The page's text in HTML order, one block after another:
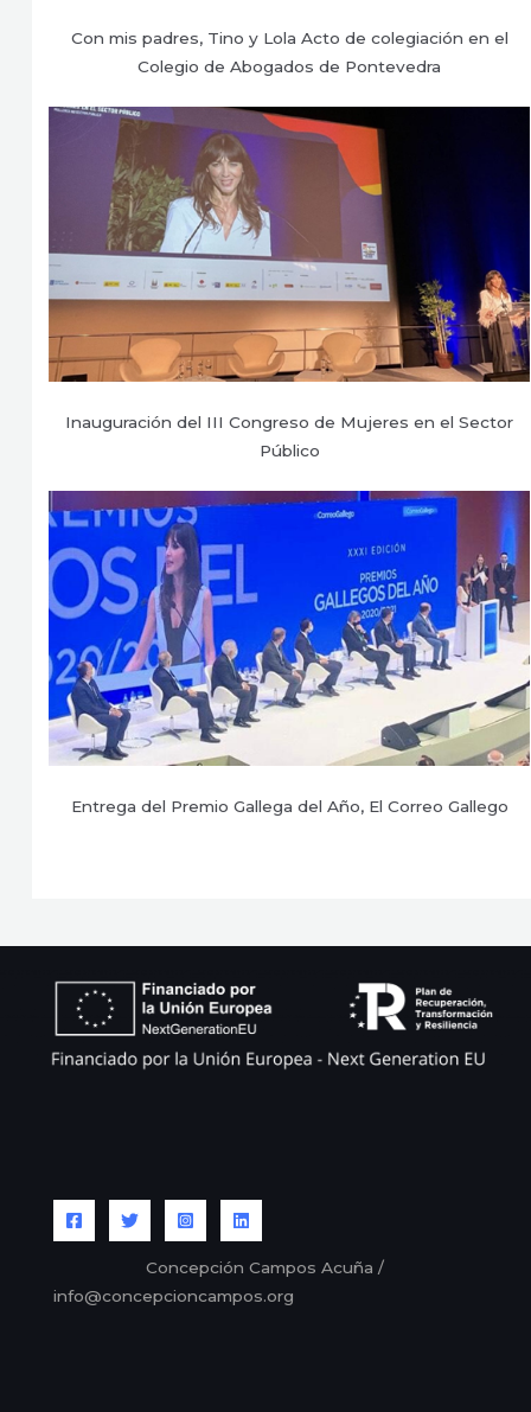
Con mis padres, Tino y Lola Acto de colegiación en el
Colegio de Abogados de Pontevedra
Inauguración del III Congreso de Mujeres en el Sector
Público
Entrega del Premio Gallega del Año, El Correo Gallego
Concepción Campos Acuña /
info@concepcioncampos.org